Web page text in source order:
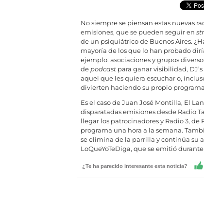
No siempre se piensan estas nuevas
emisiones, que se pueden seguir en
de un psiquiátrico de Buenos Aires.
mayoría de los que lo han probado
ejemplo: asociaciones y grupos
de podcastpara ganar visibilidad,
aquel que les quiera escuchar o,
divierten haciendo su propio
Es el caso de Juan José Montilla, El
disparatadas emisiones desde Radio
llegar los patrocinadores y Radio 3, de
programa una hora a la semana.
se elimina de la parrilla y continúa su
LoQueYoTeDiga, que se emitió
¿Te ha parecido interesante esta noticia?